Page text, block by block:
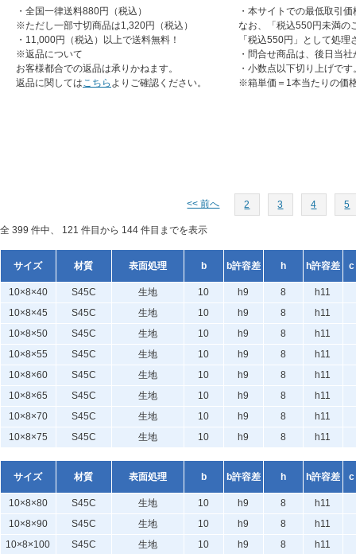
・全国一律送料880円（税込）
※ただし一部寸切商品は1,320円（税込）
・11,000円（税込）以上で送料無料！
※返品について
お客様都合での返品は承りかねます。
返品に関してはこちら よりご確認ください。
・本サイトでの最低取引
なお、「税込550円未満の
「税込550円」として処
・問合せ商品は、後日当
・小数点以下切り上げです
※箱単価＝1本当たりの価
<< 前へ 2 3 4 5
全 399 件中、 121 件目から 144 件目までを表示
サイズ 材質 表面処理 b b許容差 h h許容差 c
10×8×40 S45C 生地 10 h9 8
h11
10×8×45
S45C 生地 10 h9 8
h11
10×8×50
S45C 生地 10 h9 8
h11
10×8×55
S45C 生地 10 h9 8
h11
10×8×60
S45C 生地 10 h9 8
h11
10×8×65
S45C 生地 10 h9 8
h11
10×8×70
S45C 生地 10 h9 8
h11
10×8×75
S45C 生地 10 h9 8 h11
サイズ 材質 表面処理 b b許容差 h h許容差 c
10×8×80 S45C 生地 10 h9 8
h11
10×8×90
S45C 生地 10 h9 8
h11
10×8×100
S45C 生地 10 h9 8 h11